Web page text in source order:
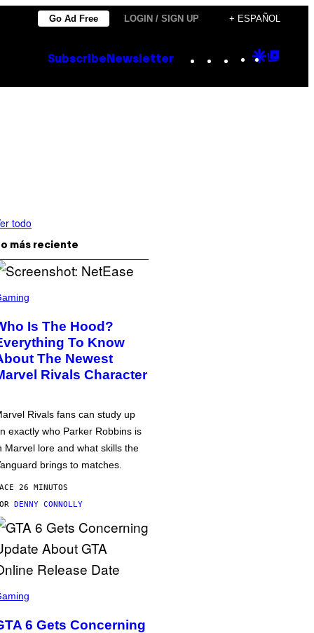
Go Ad Free LOGIN / SIGN UP + ESPAÑOL
Subscribe Newsletter Instagram
TikTok
YouTube
Google
todo
más reciente
Is The Hood?
To Know
The Newest
Rivals Character
Rivals fans can study up
exactly who Parker Robbins is
Marvel lore and what skills the
brings to matches.
26 MINUTOS
DENNY CONNOLLY
6 Gets Concerning